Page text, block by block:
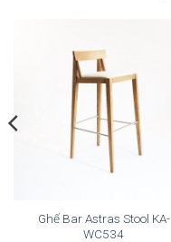
Ghế Bar Astras Stool KA-
WC534